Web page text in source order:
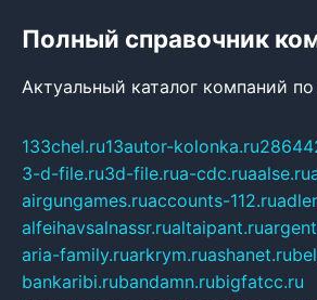
Полный справочник
Актуальный каталог компаний
133chel.ru13autor-kolonka.ru
3-d-file.ru3d-file.rua-cdc.ruaalse.ru
airgungames.ruaccounts-112.ru
alfeihavsalnassr.rualtaipant.ru
aria-family.ruarkrym.ruashanet.ru
bankaribi.rubandamn.rubigfatcc.ru